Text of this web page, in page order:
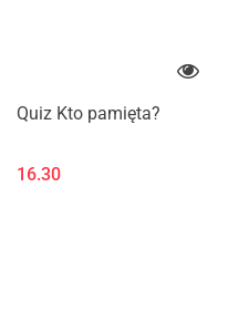
Quiz Kto pamięta?
16.30